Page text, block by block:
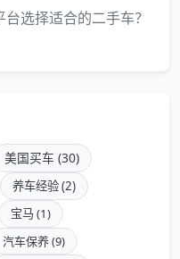
选择适合的二手车？
美国买车 (30)
养车经验 (2)
宝马 (1)
汽车保养 (9)